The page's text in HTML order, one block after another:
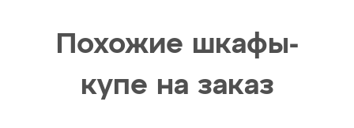
Похожие шкафы-
купе на заказ